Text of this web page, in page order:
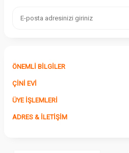
ÖNEMLI BILGILER
ÇINI EVI
ÜYE İŞLEMLERI
ADRES & İLETIŞIM